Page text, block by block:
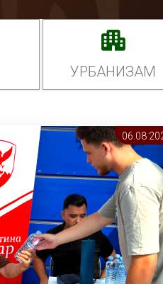
УРБАНИЗАМ
06.08